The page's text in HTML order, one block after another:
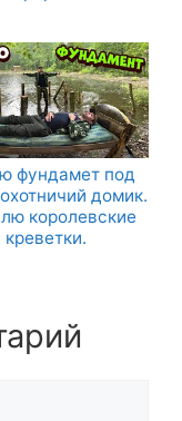
фундамет под
домик.
королевские
креветки.